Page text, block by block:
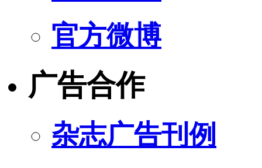
官方微博
广告合作
杂志广告刊例